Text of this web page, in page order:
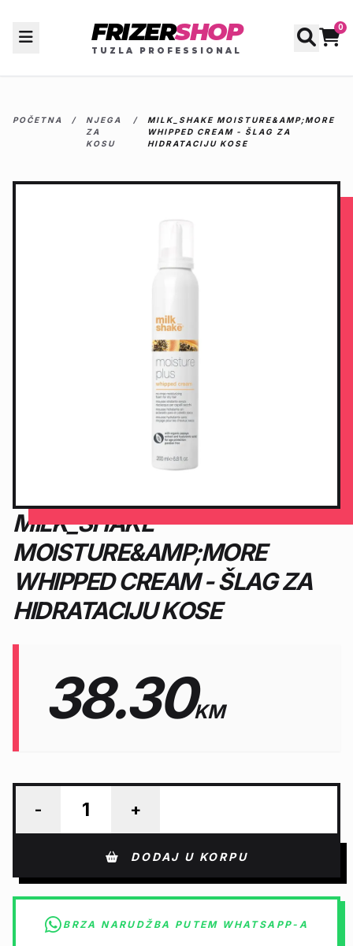
FRIZERSHOP
TUZLA PROFESSIONAL
0
POČETNA /
NJEGA
ZA
KOSU
/
MILK_SHAKE MOISTURE&AMP;MORE
WHIPPED CREAM - ŠLAG ZA
HIDRATACIJU KOSE
MILK_SHAKE
MOISTURE&AMP;MORE
WHIPPED CREAM - ŠLAG ZA
HIDRATACIJU KOSE
38.30KM
- +
DODAJ U KORPU
BRZA NARUDŽBA PUTEM WHATSAPP-A